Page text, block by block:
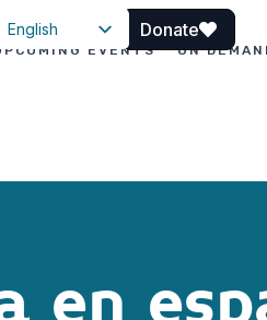
English
Donate
EVENTS ON
en